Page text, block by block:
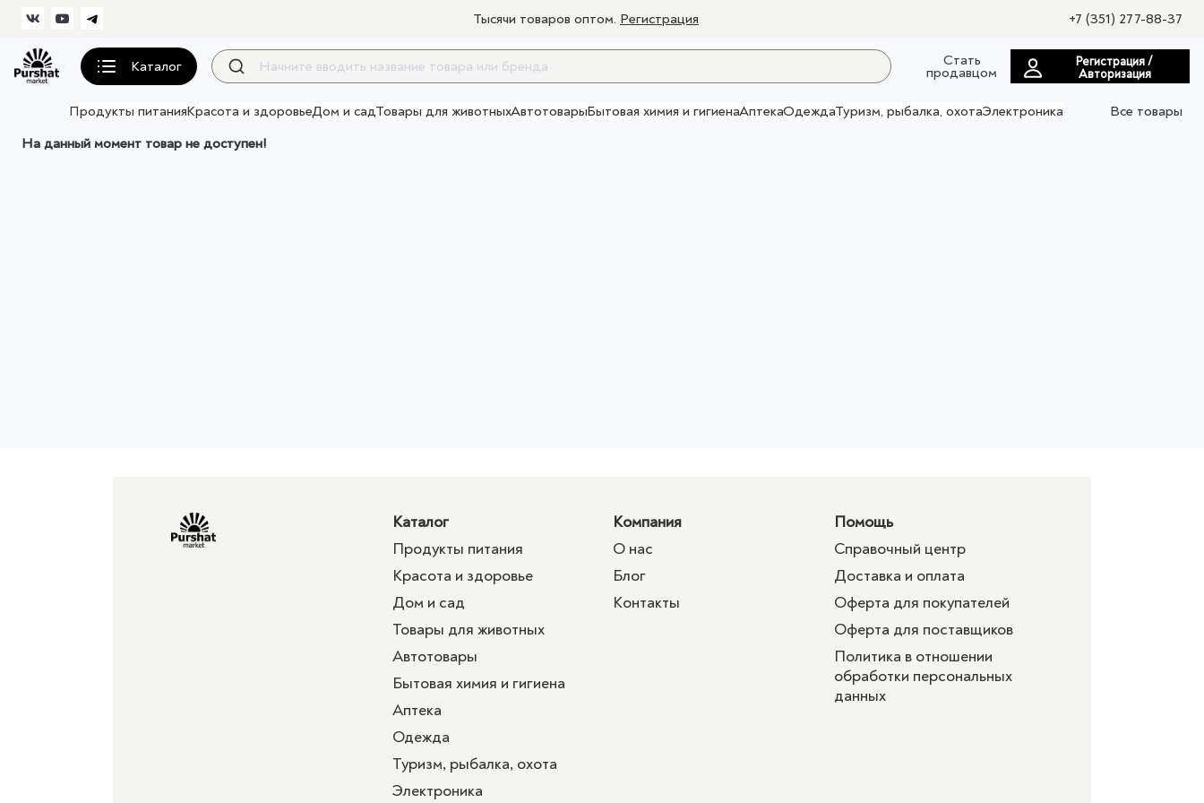
Тысячи товаров оптом. Регистрация +7 (351) 277-88-37
Каталог Стать
продавцом
Регистрация /
Авторизация
Продукты питанияКрасота и здоровьеДом и садТовары для животныхАвтотоварыБытовая химия и гигиенаАптекаОдеждаТуризм, рыбалка, охотаЭлектроника
Все товары
На данный момент товар не доступен!
Каталог
Продукты питания
Красота и здоровье
Дом и сад
Товары для животных
Автотовары
Бытовая химия и гигиена
Аптека
Одежда
Туризм, рыбалка, охота
Электроника
Компания
О нас
Блог
Контакты
Помощь
Справочный центр
Доставка и оплата
Оферта для покупателей
Оферта для поставщиков
Политика в отношении
обработки персональных
данных